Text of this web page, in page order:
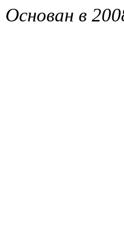
Основан в